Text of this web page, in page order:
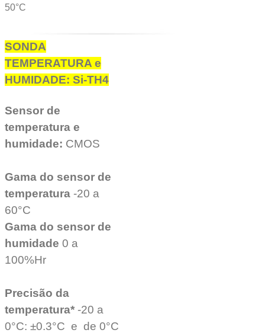
50°C
SONDA
TEMPERATURA e
HUMIDADE: Si-TH4
Sensor de
temperatura e
humidade: CMOS
Gama do sensor de
temperatura -20 a
60°C
Gama do sensor de
humidade 0 a
100%Hr
Precisão da
temperatura* -20 a
0°C: ±0.3°C e de 0°C